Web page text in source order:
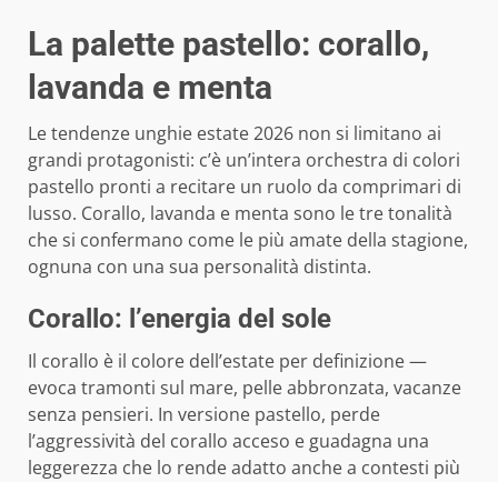
La palette pastello: corallo,
lavanda e menta
Le tendenze unghie estate 2026 non si limitano ai
grandi protagonisti: c’è un’intera orchestra di colori
pastello pronti a recitare un ruolo da comprimari di
lusso. Corallo, lavanda e menta sono le tre tonalità
che si confermano come le più amate della stagione,
ognuna con una sua personalità distinta.
Corallo: l’energia del sole
Il corallo è il colore dell’estate per definizione —
evoca tramonti sul mare, pelle abbronzata, vacanze
senza pensieri. In versione pastello, perde
l’aggressività del corallo acceso e guadagna una
leggerezza che lo rende adatto anche a contesti più